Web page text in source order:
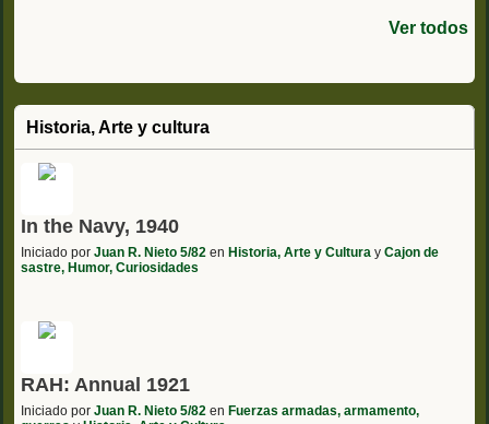
Ver todos
Historia, Arte y cultura
In the Navy, 1940
Iniciado por Juan R. Nieto 5/82 en Historia, Arte y Cultura y Cajon de
sastre, Humor, Curiosidades
RAH: Annual 1921
Iniciado por Juan R. Nieto 5/82 en Fuerzas armadas, armamento,